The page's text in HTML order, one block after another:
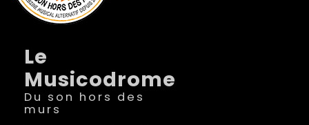
Le
Musicodrome
Du son hors des
murs